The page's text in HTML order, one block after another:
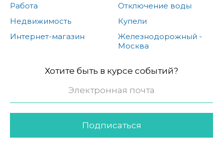
Работа
Недвижимость
Интернет-магазин
Отключение воды
Купели
Железнодорожный -
Москва
Хотите быть в курсе событий?
Подписаться